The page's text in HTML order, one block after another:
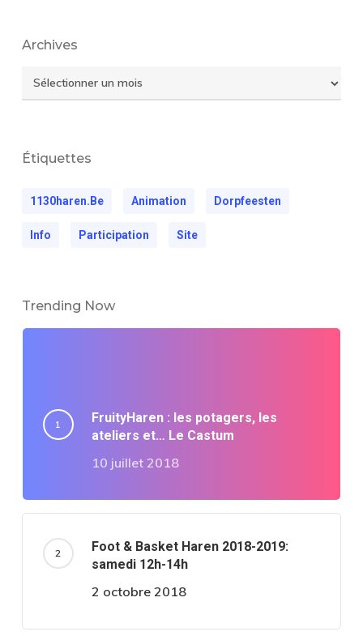
Archives
Archives
Étiquettes
1130haren.be Animation Dorpfeesten
Info Participation Site
Trending Now
FruityHaren : les potagers, les
ateliers et… Le Castum
10 juillet 2018
Foot & Basket Haren 2018-2019:
samedi 12h-14h
2 octobre 2018